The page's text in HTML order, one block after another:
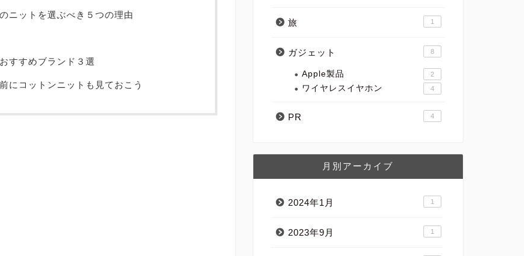
ニットを選ぶべき５つの理由
すすめブランド３選
にコットンニットも見ておこう
旅 1
ガジェット 8
Apple製品 2
ワイヤレスイヤホン 4
PR 4
月別アーカイブ
2024年1月 1
2023年9月 1